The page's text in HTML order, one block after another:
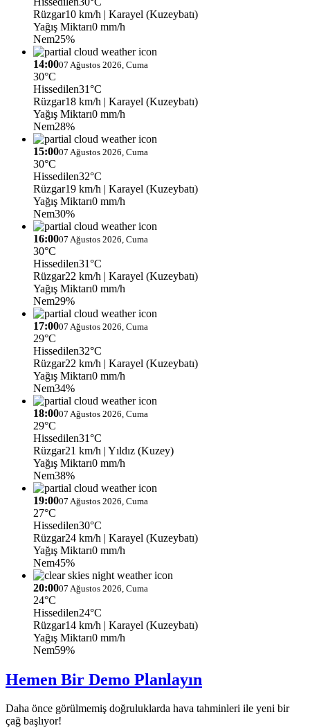
Rüzgar10 km/h | Karayel (Kuzeybatı)
Yağış Miktarı0 mm/h
Nem25%
14:0007 Ağustos 2026, Cuma
30°C
Hissedilen31°C
Rüzgar18 km/h | Karayel (Kuzeybatı)
Yağış Miktarı0 mm/h
Nem28%
15:0007 Ağustos 2026, Cuma
30°C
Hissedilen32°C
Rüzgar19 km/h | Karayel (Kuzeybatı)
Yağış Miktarı0 mm/h
Nem30%
16:0007 Ağustos 2026, Cuma
30°C
Hissedilen31°C
Rüzgar22 km/h | Karayel (Kuzeybatı)
Yağış Miktarı0 mm/h
Nem29%
17:0007 Ağustos 2026, Cuma
29°C
Hissedilen32°C
Rüzgar22 km/h | Karayel (Kuzeybatı)
Yağış Miktarı0 mm/h
Nem34%
18:0007 Ağustos 2026, Cuma
29°C
Hissedilen31°C
Rüzgar21 km/h | Yıldız (Kuzey)
Yağış Miktarı0 mm/h
Nem38%
19:0007 Ağustos 2026, Cuma
27°C
Hissedilen30°C
Rüzgar24 km/h | Karayel (Kuzeybatı)
Yağış Miktarı0 mm/h
Nem45%
20:0007 Ağustos 2026, Cuma
24°C
Hissedilen24°C
Rüzgar14 km/h | Karayel (Kuzeybatı)
Yağış Miktarı0 mm/h
Nem59%
Hemen Bir Demo Planlayın
Daha önce görülmemiş doğruluklarda hava tahminleri ile yeni bir
çağ başlıyor!